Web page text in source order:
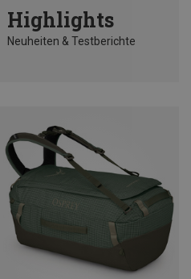
Highlights
Neuheiten & Testberichte